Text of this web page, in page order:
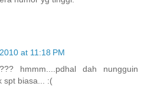
at 11:18 PM
hmmm....pdhal dah nungguin
spt biasa... :(